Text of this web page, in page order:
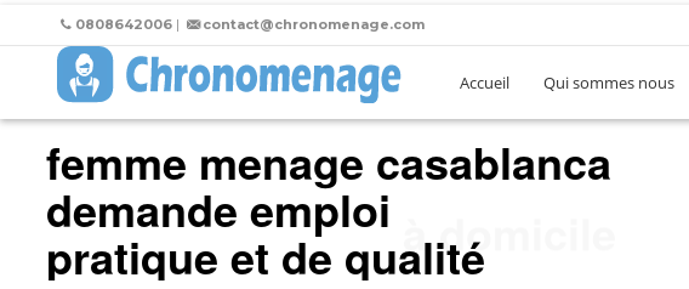
0808642006 | contact@chronomenage.com
Accueil Qui sommes nous
femme menage casablanca
demande emploi
pratique et de qualité